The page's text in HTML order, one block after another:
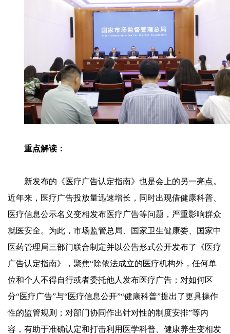
重点解读：
新发布的《医疗广告认定指南》也是会上的另一亮点。
近年来，医疗广告投放量迅速增长，同时出现借健康科普、
医疗信息公示名义变相发布医疗广告等问题，严重影响群众
就医安全。为此，市场监管总局、国家卫生健康委、国家中
医药管理局三部门联合制定并以公告形式公开发布了《医疗
广告认定指南》，聚焦“除依法成立的医疗机构外，任何单
位和个人不得自行或者委托他人发布医疗广告；对如何区
分“医疗广告”与“医疗信息公开”“健康科普”提出了更具操作
性的监管规则；对部门协同作出针对性的制度安排”等内
容，有助于准确认定和打击利用医学科普、健康养生变相发